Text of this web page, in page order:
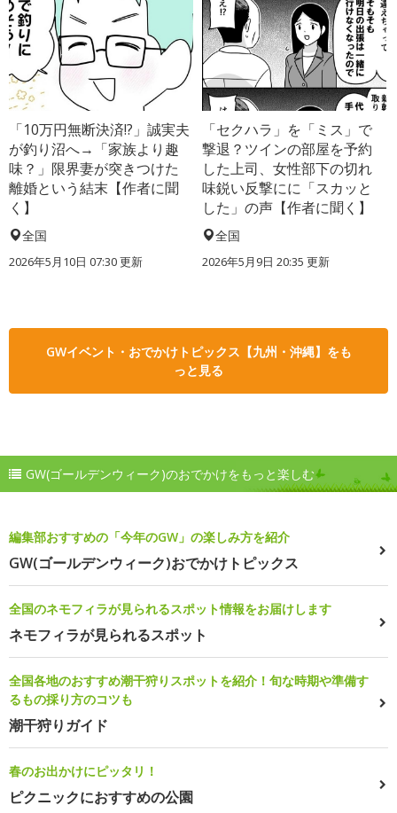
「10万円無断決済!?」誠実夫
が釣り沼へ→「家族より趣
味？」限界妻が突きつけた
離婚という結末【作者に聞
く】
全国
2026年5月10日 07:30 更新
「セクハラ」を「ミス」で
撃退？ツインの部屋を予約
した上司、女性部下の切れ
味鋭い反撃にに「スカッと
した」の声【作者に聞く】
全国
2026年5月9日 20:35 更新
GWイベント・おでかけトピックス【九州・沖縄】をも
っと見る
GW(ゴールデンウィーク)のおでかけをもっと楽しむ
編集部おすすめの「今年のGW」の楽しみ方を紹介
GW(ゴールデンウィーク)おでかけトピックス
全国のネモフィラが見られるスポット情報をお届けします
ネモフィラが見られるスポット
全国各地のおすすめ潮干狩りスポットを紹介！旬な時期や準備す
るもの採り方のコツも
潮干狩りガイド
春のお出かけにピッタリ！
ピクニックにおすすめの公園